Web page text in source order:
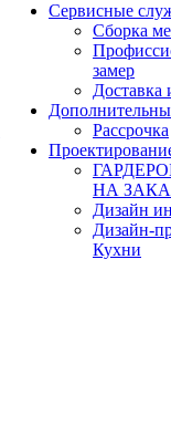
Сервисные
Сборка
замер
Доставка
Рассрочка
НА
Дизайн
Дизайн-
Кухни